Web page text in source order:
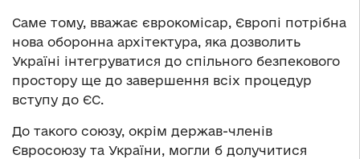
Саме тому, вважає єврокомісар, Європі потрібна
нова оборонна архітектура, яка дозволить
Україні інтегруватися до спільного безпекового
простору ще до завершення всіх процедур
вступу до ЄС.
До такого союзу, окрім держав-членів
Євросоюзу та України, могли б долучитися